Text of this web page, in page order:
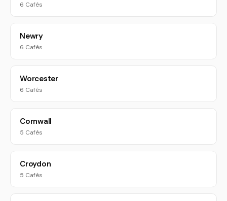
6 Cafés
Newry
6 Cafés
Worcester
6 Cafés
Cornwall
5 Cafés
Croydon
5 Cafés